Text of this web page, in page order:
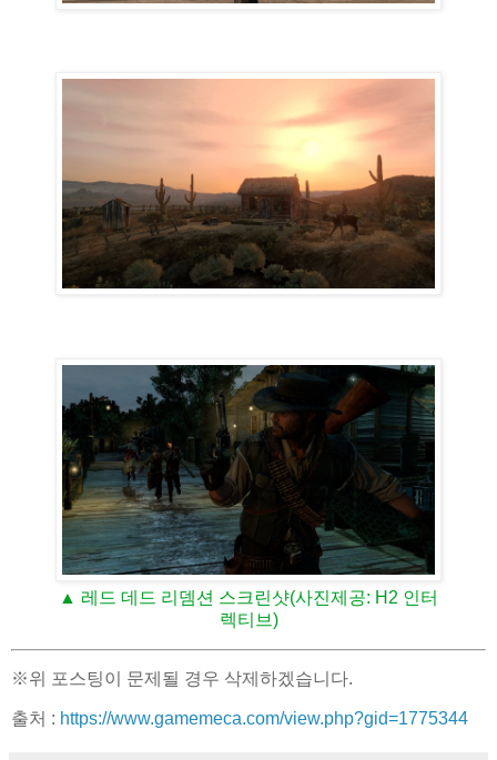
▲ 레드 데드 리뎀션 스크린샷(사진제공: H2 인터
렉티브)
※위 포스팅이 문제될 경우 삭제하겠습니다.
출처 : https://www.gamemeca.com/view.php?gid=1775344